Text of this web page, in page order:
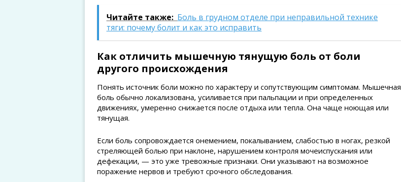
Читайте также: Боль в грудном отделе при неправильной технике
тяги: почему болит и как это исправить
Как отличить мышечную тянущую боль от боли
другого происхождения
Понять источник боли можно по характеру и сопутствующим симптомам. Мышечная
боль обычно локализована, усиливается при пальпации и при определенных
движениях, умеренно снижается после отдыха или тепла. Она чаще ноющая или
тянущая.
Если боль сопровождается онемением, покалыванием, слабостью в ногах, резкой
стреляющей болью при наклоне, нарушением контроля мочеиспускания или
дефекации, — это уже тревожные признаки. Они указывают на возможное
поражение нервов и требуют срочного обследования.